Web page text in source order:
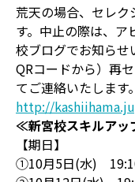
荒天の場合、セレ
す。中止の際は、ア
校ブログでお知らせ
QRコードから）再
てご連絡いたします。
http://
≪新宮校スキルアッ
【期日】
①10月5日(水)